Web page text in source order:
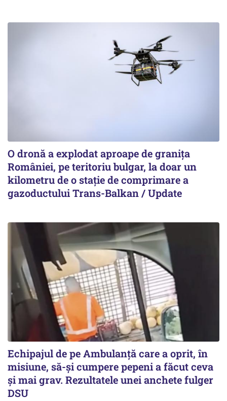
O dronă a explodat aproape de granița
României, pe teritoriu bulgar, la doar un
kilometru de o stație de comprimare a
gazoductului Trans-Balkan / Update
Echipajul de pe Ambulanță care a oprit, în
misiune, să-și cumpere pepeni a făcut ceva
și mai grav. Rezultatele unei anchete fulger
DSU